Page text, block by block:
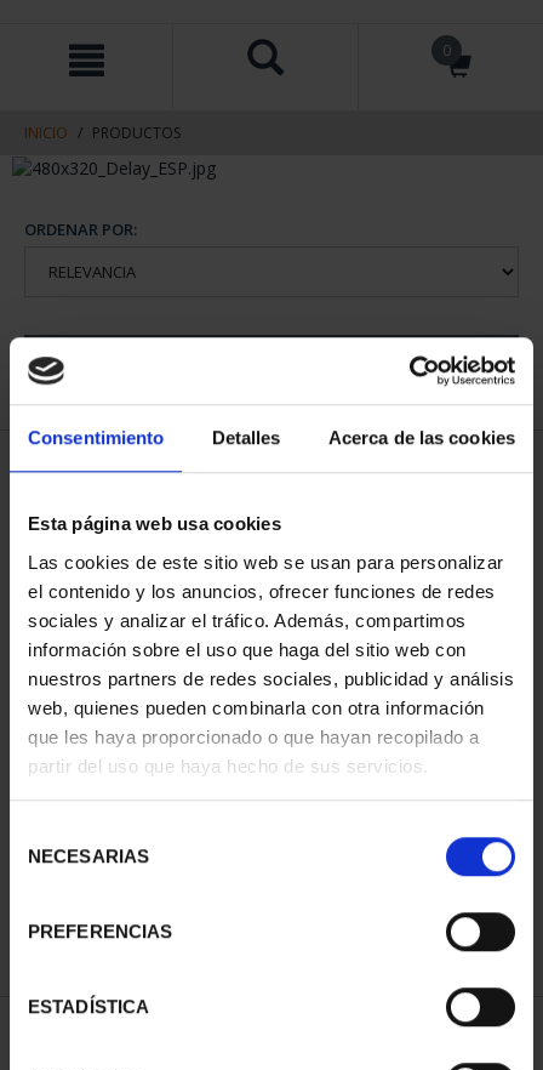
Consentimiento Detalles Acerca de las cookies
Esta página web usa cookies
Las cookies de este sitio web se usan para personalizar
el contenido y los anuncios, ofrecer funciones de redes
sociales y analizar el tráfico. Además, compartimos
información sobre el uso que haga del sitio web con
nuestros partners de redes sociales, publicidad y análisis
web, quienes pueden combinarla con otra información
que les haya proporcionado o que hayan recopilado a
partir del uso que haya hecho de sus servicios.
NECESARIAS
PREFERENCIAS
ESTADÍSTICA
contenido
navegacin
0
INICIO PRODUCTOS
ORDENAR POR:
1 Productos encontrados
73,00 €